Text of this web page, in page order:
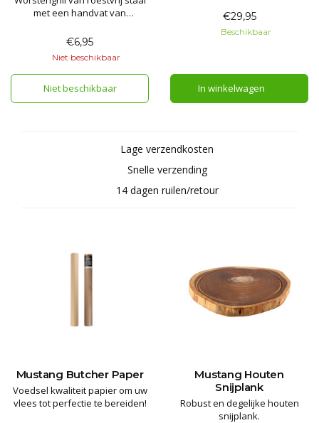
met een handvat van
€6,95
Niet beschikbaar
Niet beschikbaar
€29,95
Beschikbaar
In winkelwagen
Lage verzendkosten
Snelle verzending
14 dagen ruilen/retour
Mustang Butcher Paper
Voedsel kwaliteit papier om uw
vlees tot perfectie te bereiden!
Mustang Houten
Snijplank
Robust en degelijke houten
snijplank.